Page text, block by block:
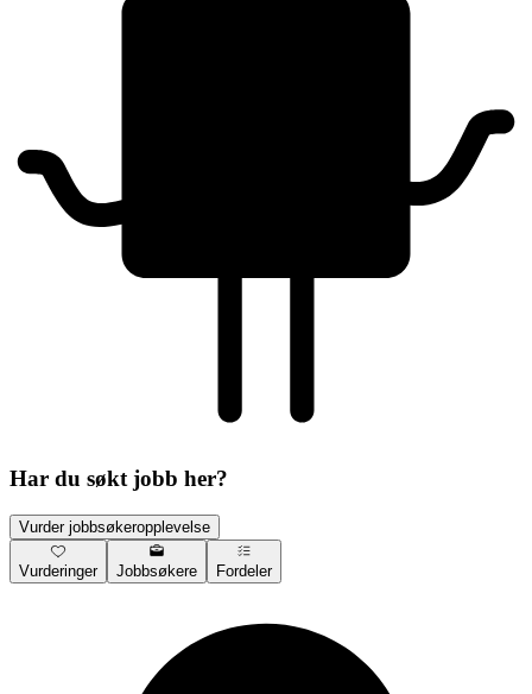
Har du søkt jobb her?
Vurder jobbsøkeropplevelse
Vurderinger Jobbsøkere Fordeler